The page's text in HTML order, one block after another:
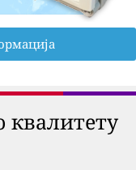
квалитету